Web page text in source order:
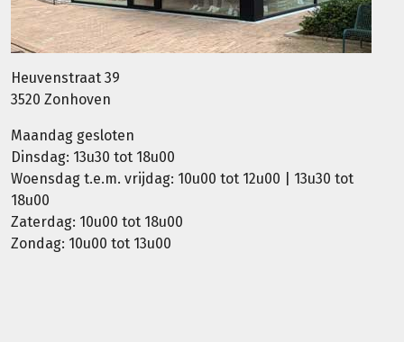
Heuvenstraat 39
3520 Zonhoven
Maandag gesloten
Dinsdag: 13u30 tot 18u00
Woensdag t.e.m. vrijdag: 10u00 tot 12u00 | 13u30 tot
18u00
Zaterdag: 10u00 tot 18u00
Zondag: 10u00 tot 13u00